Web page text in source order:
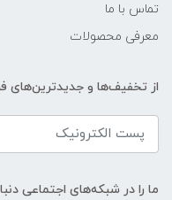
تماس با ما
معرفی محصولات
از تخفیف‌ها و جدیدترین‌های
ما را در شبکه‌های اجتماعی